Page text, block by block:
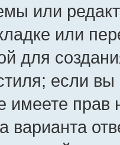
или
или
для
если
прав
варианта